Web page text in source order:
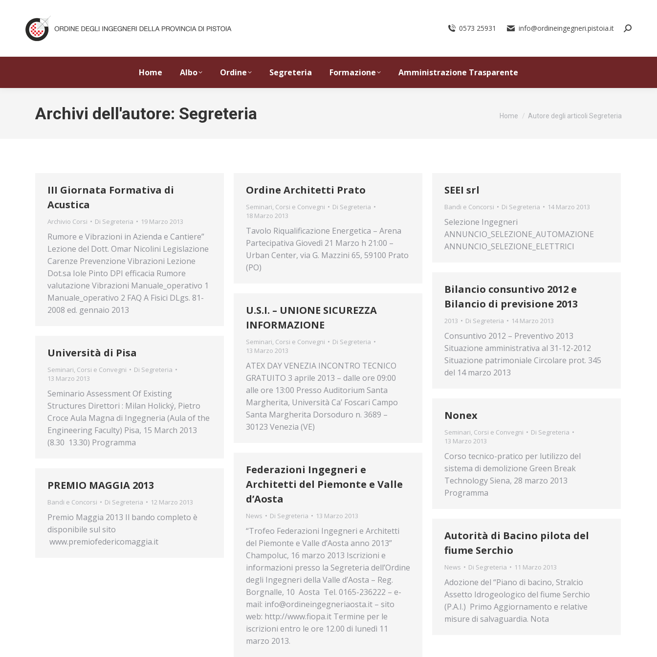
0573 25931 info@ordineingegneri.pistoia.it
Home Albo Ordine Segreteria Formazione Amministrazione Trasparente
Archivi dell'autore: Segreteria Tu sei qui:
Home Autore degli articoli Segreteria
III Giornata Formativa di
Acustica
Archivio Corsi Di Segreteria 19 Marzo 2013
Rumore e Vibrazioni in Azienda e Cantiere”
Lezione del Dott. Omar Nicolini Legislazione
Carenze Prevenzione Vibrazioni Lezione
Dot.sa Iole Pinto DPI efficacia Rumore
valutazione Vibrazioni Manuale_operativo 1
Manuale_operativo 2 FAQ A Fisici DLgs. 81-
2008 ed. gennaio 2013
Ordine Architetti Prato
Seminari, Corsi e Convegni Di Segreteria
18 Marzo 2013
Tavolo Riqualificazione Energetica – Arena
Partecipativa Giovedì 21 Marzo h 21:00 –
Urban Center, via G. Mazzini 65, 59100 Prato
(PO)
SEEI srl
Bandi e Concorsi Di Segreteria 14 Marzo 2013
Selezione Ingegneri
ANNUNCIO_SELEZIONE_AUTOMAZIONE
ANNUNCIO_SELEZIONE_ELETTRICI
Bilancio consuntivo 2012 e
Bilancio di previsione 2013
2013 Di Segreteria 14 Marzo 2013
Consuntivo 2012 – Preventivo 2013
Situazione amministrativa al 31-12-2012
Situazione patrimoniale Circolare prot. 345
del 14 marzo 2013
U.S.I. – UNIONE SICUREZZA
INFORMAZIONE
Seminari, Corsi e Convegni Di Segreteria
13 Marzo 2013
ATEX DAY VENEZIA INCONTRO TECNICO
GRATUITO 3 aprile 2013 – dalle ore 09:00
alle ore 13:00 Presso Auditorium Santa
Margherita, Università Ca’ Foscari Campo
Santa Margherita Dorsoduro n. 3689 –
30123 Venezia (VE)
Università di Pisa
Seminari, Corsi e Convegni Di Segreteria
13 Marzo 2013
Seminario Assessment Of Existing
Structures Direttori : Milan Holický, Pietro
Croce Aula Magna di Ingegneria (Aula of the
Engineering Faculty) Pisa, 15 March 2013
(8.30  13.30) Programma
Nonex
Seminari, Corsi e Convegni Di Segreteria
13 Marzo 2013
Corso tecnico-pratico per lutilizzo del
sistema di demolizione Green Break
Technology Siena, 28 marzo 2013
Programma
Federazioni Ingegneri e
Architetti del Piemonte e Valle
d’Aosta
News Di Segreteria 13 Marzo 2013
“Trofeo Federazioni Ingegneri e Architetti
del Piemonte e Valle d’Aosta anno 2013”
Champoluc, 16 marzo 2013 Iscrizioni e
informazioni presso la Segreteria dell’Ordine
degli Ingegneri della Valle d’Aosta – Reg.
Borgnalle, 10  Aosta  Tel. 0165-236222 – e-
mail: info@ordineingegneriaosta.it – sito
web: http://www.fiopa.it Termine per le
iscrizioni entro le ore 12.00 di lunedì 11
marzo 2013.
PREMIO MAGGIA 2013
Bandi e Concorsi Di Segreteria 12 Marzo 2013
Premio Maggia 2013 Il bando completo è
disponibile sul sito
www.premiofedericomaggia.it
Autorità di Bacino pilota del
fiume Serchio
News Di Segreteria 11 Marzo 2013
Adozione del “Piano di bacino, Stralcio
Assetto Idrogeologico del fiume Serchio
(P.A.I.)  Primo Aggiornamento e relative
misure di salvaguardia. Nota